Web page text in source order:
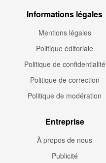
Informations légales
Mentions légales
Politique éditoriale
Politique de confidentialité
Politique de correction
Politique de modération
Entreprise
À propos de nous
Publicité